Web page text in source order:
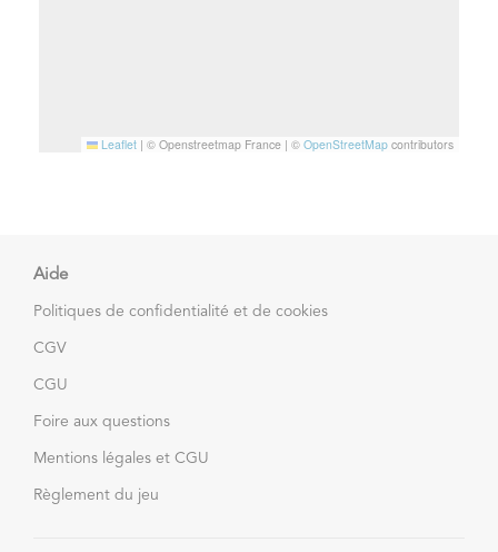
Leaflet | © Openstreetmap France | © OpenStreetMap contributors
Aide
Politiques de confidentialité et de cookies
CGV
CGU
Foire aux questions
Mentions légales et CGU
Règlement du jeu